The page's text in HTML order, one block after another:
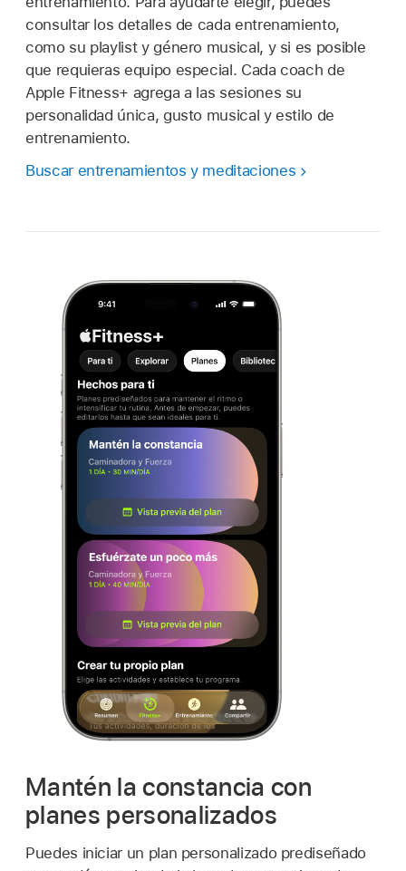
consultar los detalles de cada entrenamiento,
como su playlist y género musical, y si es posible
que requieras equipo especial. Cada coach de
Apple Fitness+ agrega a las sesiones su
personalidad única, gusto musical y estilo de
entrenamiento.
Buscar entrenamientos y meditaciones
Mantén la constancia con
planes personalizados
Puedes iniciar un plan personalizado prediseñado